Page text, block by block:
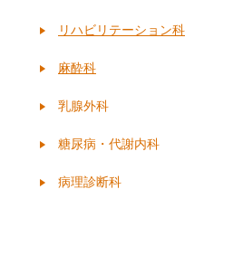
リハビリテーション科
麻酔科
乳腺外科
糖尿病・代謝内科
病理診断科